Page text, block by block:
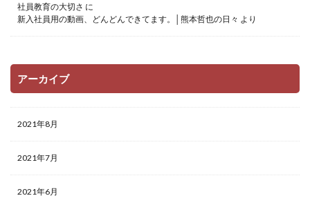
社員教育の大切さ に
新入社員用の動画、どんどんできてます。│熊本哲也の日々 より
アーカイブ
2021年8月
2021年7月
2021年6月